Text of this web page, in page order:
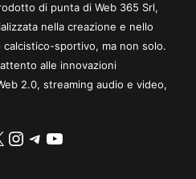
di punta di Web 365 Srl,
nella creazione e nello
sportivo, ma non solo.
alle innovazioni
2.0, streaming audio e video,
Instagram
Telegram
YouTube